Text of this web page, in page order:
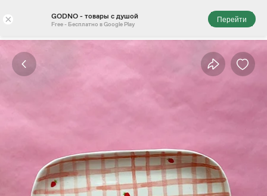
× GODNO - товары с душой
Free - Бесплатно в Google Play
Перейти